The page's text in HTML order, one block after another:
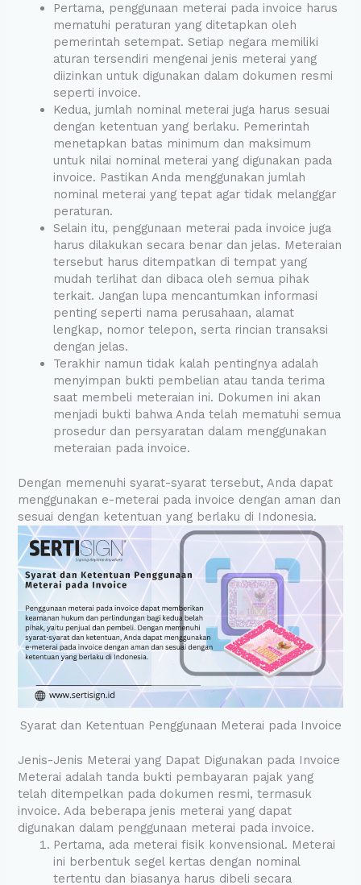
Pertama, penggunaan meterai pada invoice harus
mematuhi peraturan yang ditetapkan oleh
pemerintah setempat. Setiap negara memiliki
aturan tersendiri mengenai jenis meterai yang
diizinkan untuk digunakan dalam dokumen resmi
seperti invoice.
Kedua, jumlah nominal meterai juga harus sesuai
dengan ketentuan yang berlaku. Pemerintah
menetapkan batas minimum dan maksimum
untuk nilai nominal meterai yang digunakan pada
invoice. Pastikan Anda menggunakan jumlah
nominal meterai yang tepat agar tidak melanggar
peraturan.
Selain itu, penggunaan meterai pada invoice juga
harus dilakukan secara benar dan jelas. Meteraian
tersebut harus ditempatkan di tempat yang
mudah terlihat dan dibaca oleh semua pihak
terkait. Jangan lupa mencantumkan informasi
penting seperti nama perusahaan, alamat
lengkap, nomor telepon, serta rincian transaksi
dengan jelas.
Terakhir namun tidak kalah pentingnya adalah
menyimpan bukti pembelian atau tanda terima
saat membeli meteraian ini. Dokumen ini akan
menjadi bukti bahwa Anda telah mematuhi semua
prosedur dan persyaratan dalam menggunakan
meteraian pada invoice.
Dengan memenuhi syarat-syarat tersebut, Anda dapat
menggunakan e-meterai pada invoice dengan aman dan
sesuai dengan ketentuan yang berlaku di Indonesia.
Syarat dan Ketentuan Penggunaan Meterai pada Invoice
Jenis-Jenis Meterai yang Dapat Digunakan pada Invoice
Meterai adalah tanda bukti pembayaran pajak yang
telah ditempelkan pada dokumen resmi, termasuk
invoice. Ada beberapa jenis meterai yang dapat
digunakan dalam penggunaan meterai pada invoice.
Pertama, ada meterai fisik konvensional. Meterai
ini berbentuk segel kertas dengan nominal
tertentu dan biasanya harus dibeli secara